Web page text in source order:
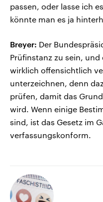
passen, oder lasse ich
könnte man es ja
Breyer: Der
Prüfinstanz zu sein,
wirklich offensichtlich
unterzeichnen, denn
prüfen, damit das
wird. Wenn einige
sind, ist das Gesetz im
verfassungskonform.